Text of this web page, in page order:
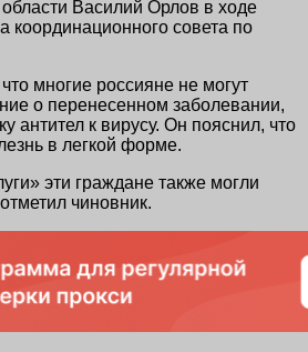
Василий Орлов в ходе
координационного совета по
многие россияне не могут
о перенесенном заболевании,
антител к вирусу. Он пояснил, что
в легкой форме.
эти граждане также могли
чиновник.